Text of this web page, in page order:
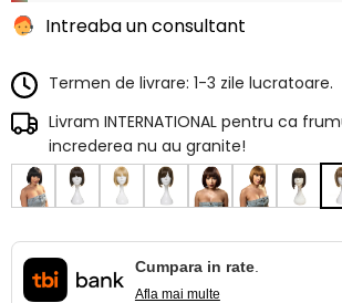
Intreaba un consultant
Termen de livrare: 1-3 zile lucratoare.
Livram INTERNATIONAL pentru ca
increderea nu au granite!
Cumpara in rate.
Afla mai multe